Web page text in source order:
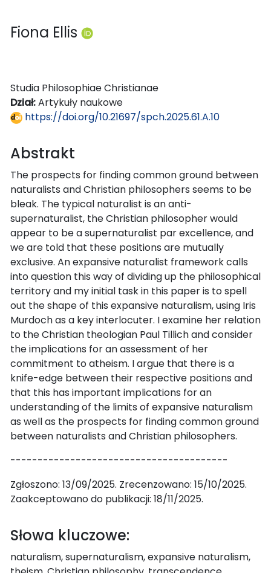
Fiona Ellis
Studia Philosophiae Christianae
Dział:Artykuły naukowe
https://doi.org/10.21697/spch.2025.61.A.10
Abstrakt
The prospects for finding common ground between
naturalists and Christian philosophers seems to be
bleak. The typical naturalist is an anti-
supernaturalist, the Christian philosopher would
appear to be a supernaturalist par excellence, and
we are told that these positions are mutually
exclusive. An expansive naturalist framework calls
into question this way of dividing up the philosophical
territory and my initial task in this paper is to spell
out the shape of this expansive naturalism, using Iris
Murdoch as a key interlocuter. I examine her relation
to the Christian theologian Paul Tillich and consider
the implications for an assessment of her
commitment to atheism. I argue that there is a
knife-edge between their respective positions and
that this has important implications for an
understanding of the limits of expansive naturalism
as well as the prospects for finding common ground
between naturalists and Christian philosophers.
----------------------------------------
Zgłoszono: 13/09/2025. Zrecenzowano: 15/10/2025.
Zaakceptowano do publikacji: 18/11/2025.
Słowa kluczowe:
naturalism, supernaturalism, expansive naturalism,